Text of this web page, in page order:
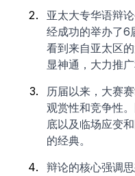
亚太大专华语辩
经成功的举办了6
看到来自亚太区
显神通，大力推
历届以来，大赛
观赏性和竞争性
底以及临场应变
的经典。
辩论的核心强调